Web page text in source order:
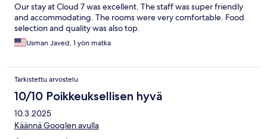
Our stay at Cloud 7 was excellent. The staff was super friendly
and accommodating. The rooms were very comfortable. Food
selection and quality was also top.
Usman Javed, 1 yön matka
Tarkistettu arvostelu
10/10 Poikkeuksellisen hyvä
10.3.2025
Käännä Googlen avulla